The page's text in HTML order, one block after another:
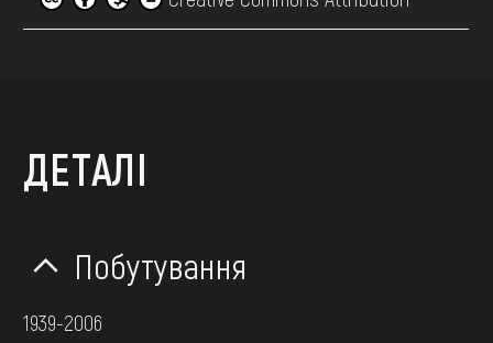
ДЕТАЛІ
Побутування
1939-2006